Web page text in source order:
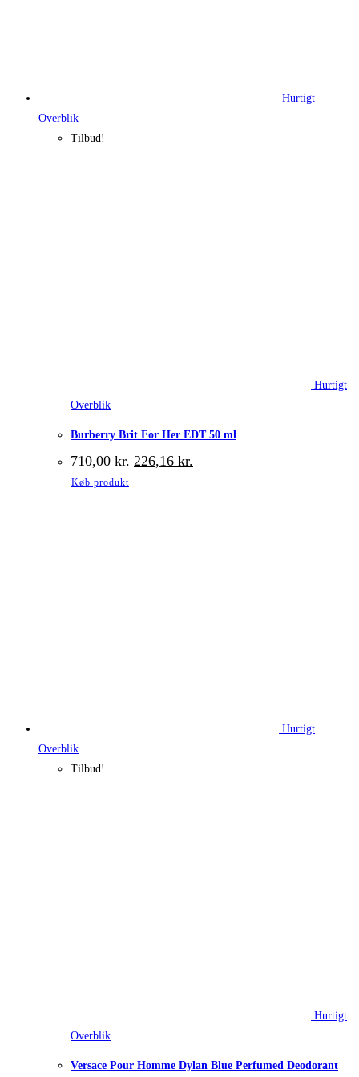
Hurtigt
Overblik
Tilbud!
Hurtigt
Overblik
Burberry Brit For Her EDT 50 ml
710,00kr. Den
oprindelige
226,16 kr.
Køb produkt
Hurtigt
Overblik
Tilbud!
Hurtigt
Overblik
Versace Pour Homme Dylan Blue Perfumed Deodorant